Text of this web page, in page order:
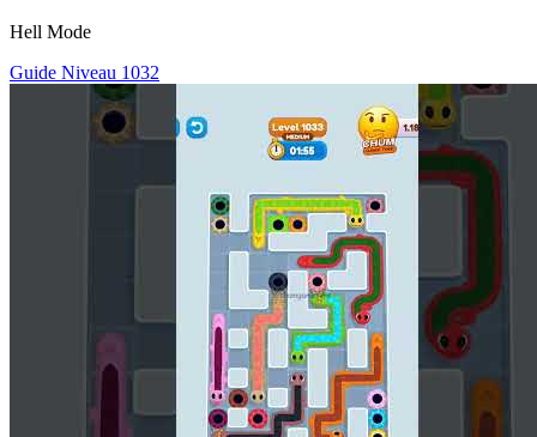
Hell Mode
Guide Niveau 1032